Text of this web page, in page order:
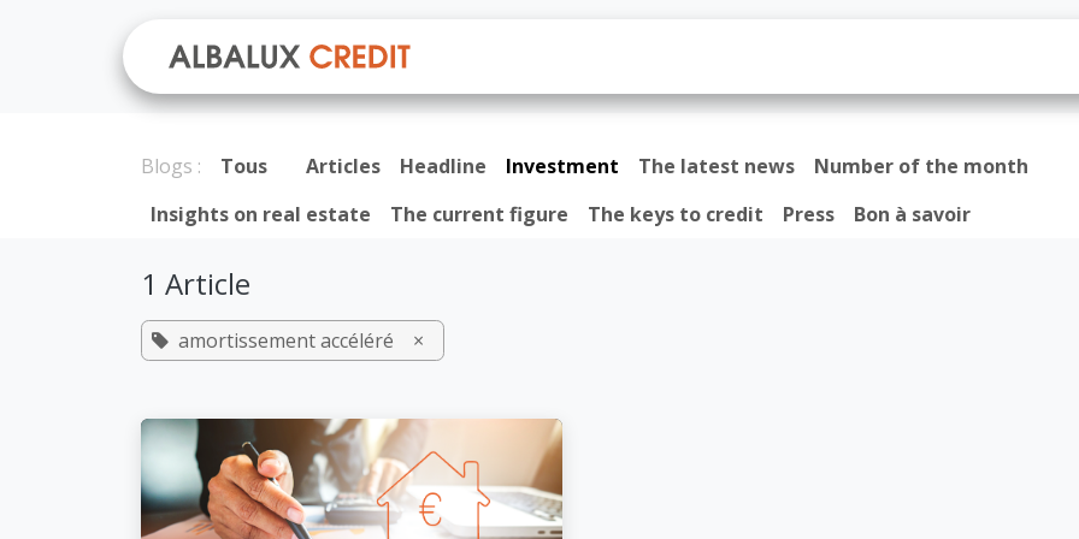
Blogs : Tous Articles Headline Investment The latest news
Number of the month
Insights on real estate
The current figure The keys to credit Press Bon à savoir
1 Article
amortissement accéléré ×